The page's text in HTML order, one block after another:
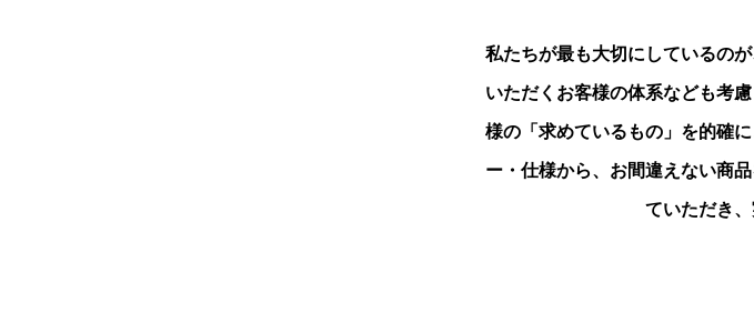
私たちが最も大切にしているの
いただくお客様の体系なども考
様の「求めているもの」を的確
ー・仕様から、お間違えない商
ていただき